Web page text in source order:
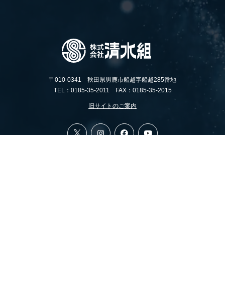
〒010-0341 秋田県男鹿市船越字船越285番地
TEL：0185-35-2011 FAX：0185-35-2015
旧サイトのご案内